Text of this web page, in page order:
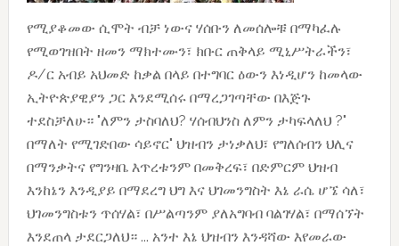
የሚያቆመው ሲሞት ብቻ ነውና ሃሰቡን ለመሰሎቹ በማካፈሉ
የሚወገዝበት ዘመን ማክተሙን፣ ክቡር ጠቅላይ ሚኒሥትራችን፣
ዶ/ር አብይ አህመድ ከቃል በላይ በተግባር ዕውን እነዲሆን ከመላው
ኢትዮጵያዊያን ጋር እንደሚሰሩ በማረጋገጣቸው በእጅጉ
ተደስቻለሁ። "ለምን ታስባለህ? ሃሰብህንስ ለምን ታካፍላለህ ?"
በማለት የሚገድበው ሳይኖር" ህዝብን ታነቃለህ፣ የግለሰብን ህሊና
በማንቃትና የግንዛቤ እጥረቱንም በመቅረፍ፣ በድምርም ህዝብ
እንከኔን እንዲያይ በማደረግ ህግ እና ህገመንግስት እኔ ራሴ ሆኜ ሳለ፣
ህገመንግስቱን ጥሰሃል፣ በሥልጣንም ያለአግባብ ባልገሃል፣ በማሰኘት
እንደጠላ ታደርጋለህ። ... አንተ እኔ ህዝብን እንዳሻው እየመራው